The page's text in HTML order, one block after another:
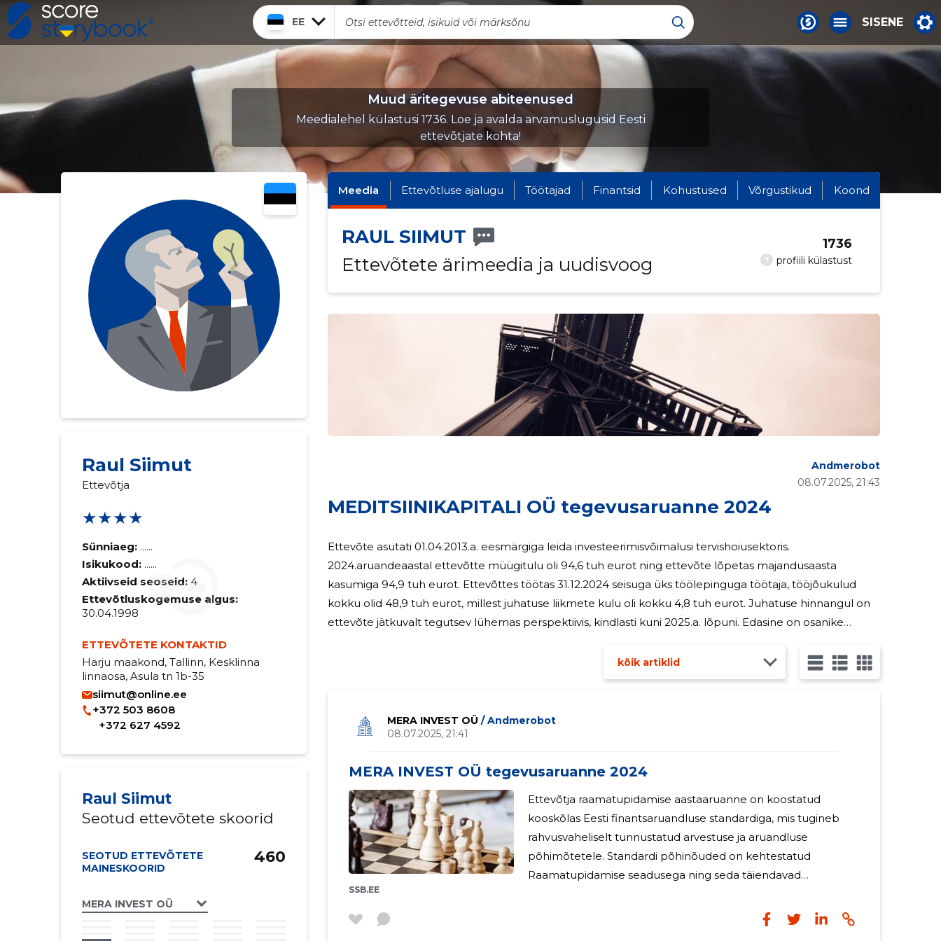
EE SISENE
Muud äritegevuse abiteenused
Meedialehel külastusi 1736. Loe ja avalda arvamuslugusid Eesti
ettevõtjate kohta!
Raul Siimut
Ettevõtja
★★★★
Sünniaeg: ......
Isikukood: ......
Aktiivseid seoseid: 4
Ettevõtluskogemuse algus:
30.04.1998
ETTEVÕTETE KONTAKTID
Harju maakond, Tallinn, Kesklinna
linnaosa, Asula tn 1b-35
siimut@online.ee
+372 503 8608
+372 627 4592
Raul Siimut
Seotud ettevõtete skoorid
SEOTUD ETTEVÕTETE
MAINESKOORID
MERA INVEST OÜ
460
Meedia Ettevõtluse ajalugu Töötajad Finantsid Kohustused Võrgustikud Koond
RAUL SIIMUT
Ettevõtete ärimeedia ja uudisvoog
? profiili külastust
1736
MEDITSIINIKAPITALI OÜ tegevusaruanne 2024
08.07.2025, 21:43
Andmerobot
Ettevõte asutati 01.04.2013.a. eesmärgiga leida investeerimisvõimalusi tervishoiusektoris.
2024.aruandeaastal ettevõtte müügitulu oli 94,6 tuh eurot ning ettevõte lõpetas majandusaasta
kasumiga 94,9 tuh eurot. Ettevõttes töötas 31.12.2024 seisuga üks töölepinguga töötaja, tööjõukulud
kokku olid 48,9 tuh eurot, millest juhatuse liikmete kulu oli kokku 4,8 tuh eurot. Juhatuse hinnangul on
ettevõte jätkuvalt tegutsev lühemas perspektiivis, kindlasti kuni 2025.a. lõpuni. Edasine on osanike
kõik artiklid
MERA INVEST OÜ / Andmerobot
08.07.2025, 21:41
MERA INVEST OÜ tegevusaruanne 2024
SSB.EE
Ettevõtja raamatupidamise aastaaruanne on koostatud
kooskõlas Eesti finantsaruandluse standardiga, mis tugineb
rahvusvaheliselt tunnustatud arvestuse ja aruandluse
põhimõtetele. Standardi põhinõuded on kehtestatud
Raamatupidamise seadusega ning seda täiendavad
kusjuures tegemist on väikeettevõtjale kohaldatud